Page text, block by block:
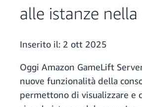
alle istanze nella
Inserito il: 2 ott 2025
Oggi Amazon GameLift
nuove funzionalità della
permettono di visualizzare e